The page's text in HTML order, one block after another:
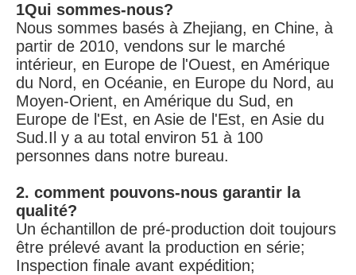
1Qui sommes-nous?
Nous sommes basés à Zhejiang, en Chine, à
partir de 2010, vendons sur le marché
intérieur, en Europe de l'Ouest, en Amérique
du Nord, en Océanie, en Europe du Nord, au
Moyen-Orient, en Amérique du Sud, en
Europe de l'Est, en Asie de l'Est, en Asie du
Sud.Il y a au total environ 51 à 100
personnes dans notre bureau.
2. comment pouvons-nous garantir la
qualité?
Un échantillon de pré-production doit toujours
être prélevé avant la production en série;
Inspection finale avant expédition;